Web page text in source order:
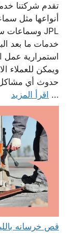
تقدم شركتنا
أنواعها مثل
خدمات ما بعد
استمرارية عمل
ويمكن للعملاء
حدوث أي مشاكل
... اقرأ المزيد
قص خرسانه بالليزر الكويت